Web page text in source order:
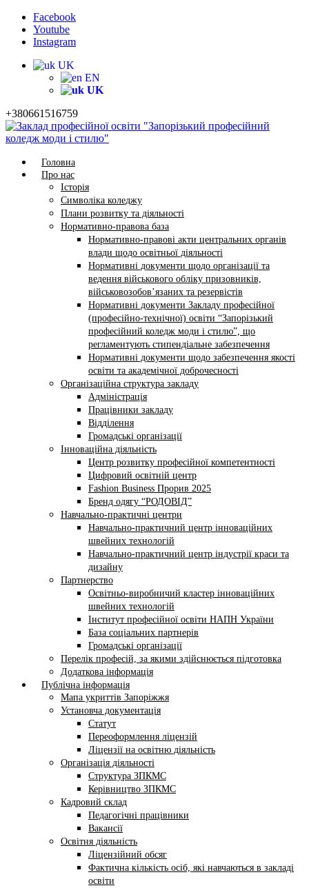
Facebook
Youtube
Instagram
UK
EN
UK
+380661516759
Головна
Про нас
Історія
Символіка коледжу
Плани розвитку та діяльності
Нормативно-правова база
Нормативно-правові акти центральних органів
влади щодо освітньої діяльності
Нормативні документи щодо організації та
ведення військового обліку призовників,
військовозобов’язаних та резервістів
Нормативні документи Закладу професійної
(професійно-технічної) освіти “Запорізький
професійний коледж моди і стилю”, що
регламентують стипендіальне забезпечення
Нормативні документи щодо забезпечення якості
освіти та академічної доброчесності
Організаційна структура закладу
Адміністрація
Працівники закладу
Відділення
Громадські організації
Інноваційна діяльність
Центр розвитку професійної компетентності
Цифровий освітній центр
Fashion Business Прорив 2025
Бренд одягу “РОДОВІД”
Навчально-практичні центри
Навчально-практичний центр інноваційних
швейних технологій
Навчально-практичний центр індустрії краси та
дизайну
Партнерство
Освітньо-виробничий кластер інноваційних
швейних технологій
Інститут професійної освіти НАПН України
База соціальних партнерів
Громадські організації
Перелік професій, за якими здійснюється підготовка
Додаткова інформація
Публічна інформація
Мапа укриттів Запоріжжя
Установча документація
Статут
Переоформлення ліцензій
Ліцензії на освітню діяльність
Організація діяльності
Структура ЗПКМС
Керівництво ЗПКМС
Кадровий склад
Педагогічні працівники
Вакансії
Освітня діяльність
Ліцензійний обсяг
Фактична кількість осіб, які навчаються в закладі
освіти